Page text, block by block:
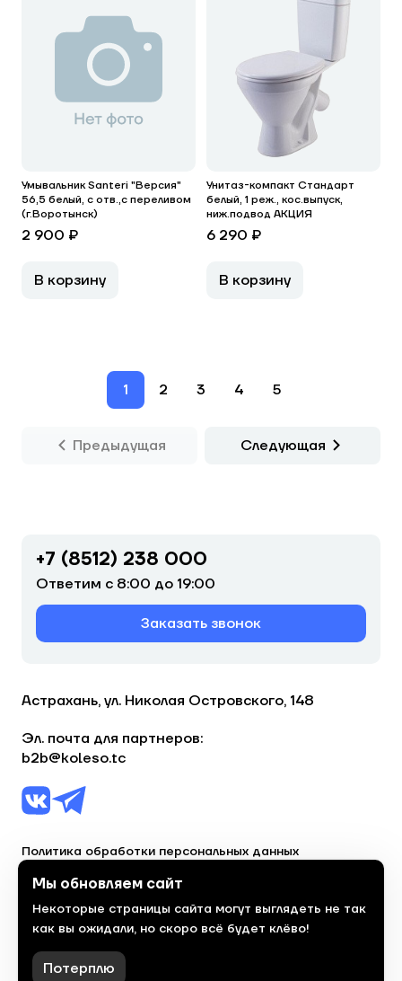
Умывальник Santeri "Версия"
56,5 белый, с отв.,с переливом
(г.Воротынск)
2 900 ₽
В корзину
Унитаз-компакт Стандарт
белый, 1 реж., кос.выпуск,
ниж.подвод АКЦИЯ
6 290 ₽
В корзину
1 2 3 4 5
Предыдущая Следующая
+7 (8512) 238 000
Ответим с 8:00 до 19:00
Заказать звонок
Астрахань, ул. Николая Островского, 148
Эл. почта для партнеров:
b2b@koleso.tc
Политика обработки персональных данных
© 2023, торгово-сервисная сеть «Колесо»
Политика конфиденциальности
Сделано
красиво
Мы обновляем сайт
Некоторые страницы сайта могут выглядеть не так
как вы ожидали, но скоро всё будет клёво!
Потерплю